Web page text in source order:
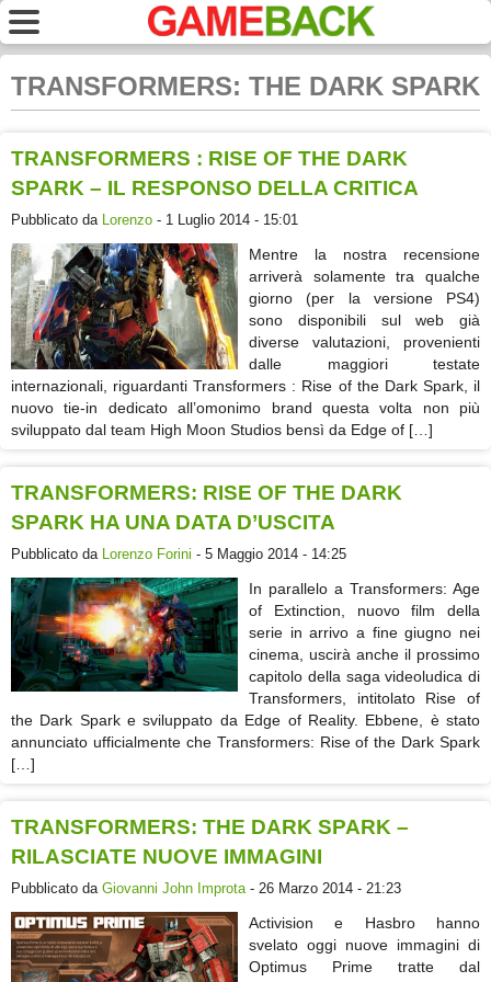
TRANSFORMERS: THE DARK SPARK
TRANSFORMERS : RISE OF THE DARK
SPARK – IL RESPONSO DELLA CRITICA
Pubblicato da Lorenzo - 1 Luglio 2014 - 15:01
Mentre la nostra recensione
arriverà solamente tra qualche
giorno (per la versione PS4)
sono disponibili sul web già
diverse valutazioni, provenienti
dalle maggiori testate
internazionali, riguardanti Transformers : Rise of the Dark Spark, il
nuovo tie-in dedicato all’omonimo brand questa volta non più
sviluppato dal team High Moon Studios bensì da Edge of […]
TRANSFORMERS: RISE OF THE DARK
SPARK HA UNA DATA D’USCITA
Pubblicato da Lorenzo Forini - 5 Maggio 2014 - 14:25
In parallelo a Transformers: Age
of Extinction, nuovo film della
serie in arrivo a fine giugno nei
cinema, uscirà anche il prossimo
capitolo della saga videoludica di
Transformers, intitolato Rise of
the Dark Spark e sviluppato da Edge of Reality. Ebbene, è stato
annunciato ufficialmente che Transformers: Rise of the Dark Spark
[…]
TRANSFORMERS: THE DARK SPARK –
RILASCIATE NUOVE IMMAGINI
Pubblicato da Giovanni John Improta- 26 Marzo 2014 - 21:23
Activision e Hasbro hanno
svelato oggi nuove immagini di
Optimus Prime tratte dal